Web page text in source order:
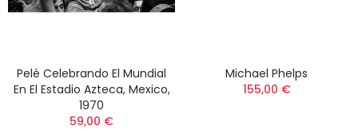
Pelé Celebrando El Mundial
En El Estadio Azteca, Mexico,
1970
59,00 €
Michael Phelps
155,00 €